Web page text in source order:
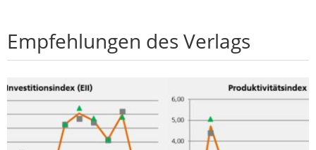
Empfehlungen des Verlags